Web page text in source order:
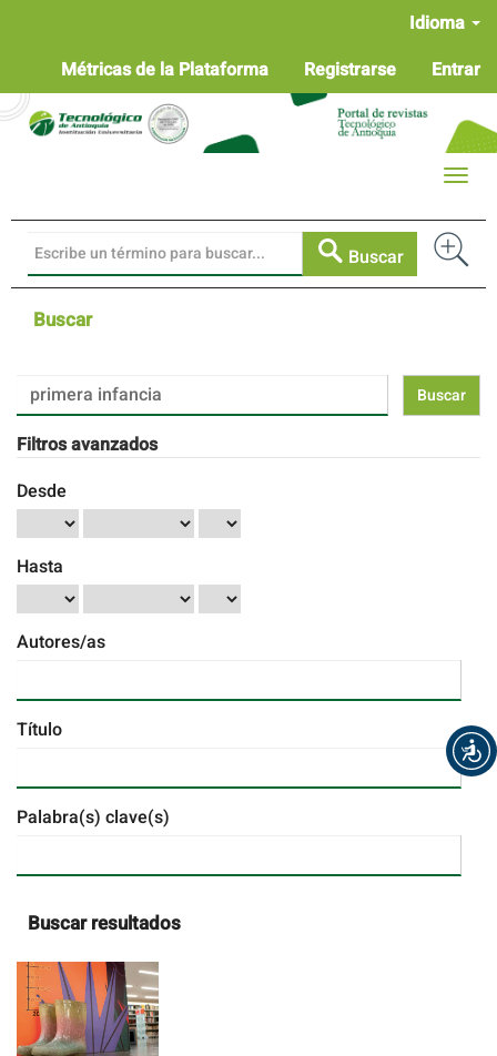
Contenido
principal
Barra
lateral
Idioma
Métricas de la Plataforma
Registrarse Entrar
Buscar
Toggle
Buscar
Buscar
artículos
por
Filtros avanzados
Desde
Hasta
Autores/as
Título
Palabra(s) clave(s)
Buscar resultados